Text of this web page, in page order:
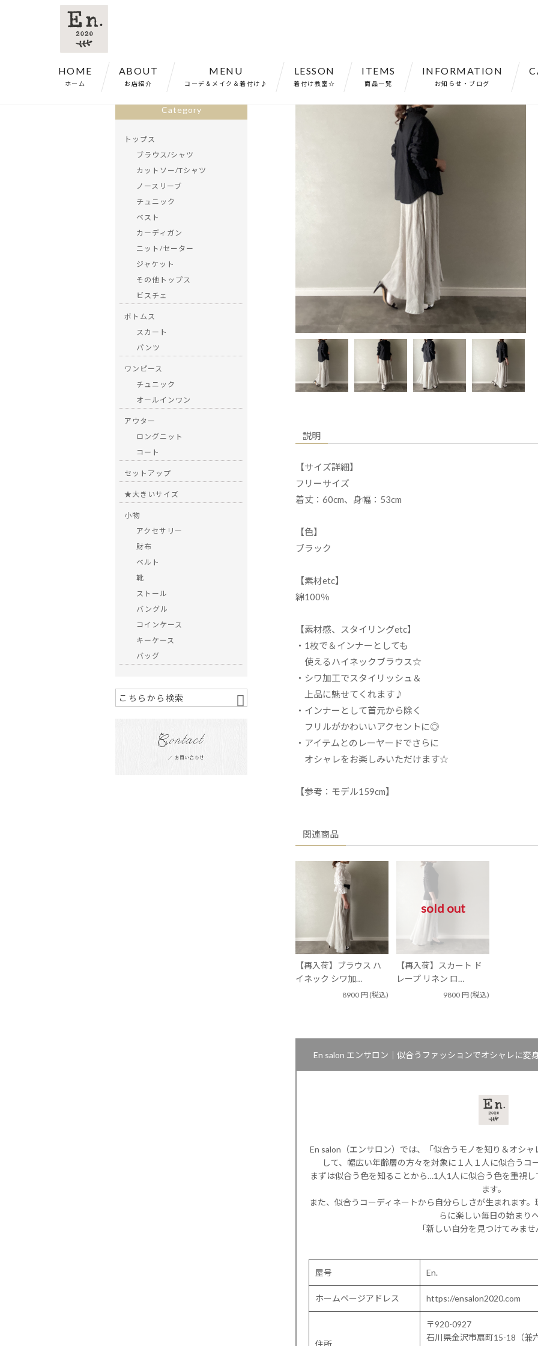
HOME
ホーム
ABOUT
お店紹介
MENU
コーデ＆メイク＆着付け♪
LESSON
着付け教室☆
ITEMS
商品一覧
INFORMATION
お知らせ・ブログ
ホーム> 商品一覧 > 【再入荷】ブラウス ハイネック シワ加工 ブラック フリーサイズ 長袖【031122】
説明
【サイズ詳細】
フリーサイズ
着丈：60cm、身幅：53cm
【色】
ブラック
【素材etc】
綿100％
【素材感、スタイリングetc】
・1枚で＆インナーとしても
使えるハイネックブラウス☆
・シワ加工でスタイリッシュ＆
上品に魅せてくれます♪
・インナーとして首元から除く
フリルがかわいいアクセントに◎
・アイテムとのレーヤードでさらに
オシャレをお楽しみいただけます☆
【参考：モデル159cm】
関連商品
【再入荷】ブラウス ハ
イネック シワ加…
8900 円 (税込)
sold out
【再入荷】スカート ド
レープ リネン ロ…
9800 円 (税込)
En salon エンサロン｜似合うファッションでオシャレに変
En salon（エンサロン）では、「似合うモノを知り＆オシ
して、幅広い年齢層の方々を対象に１人１人に似合うコ
まずは似合う色を知ることから…1人1人に似合う色を重視
ます。
また、似合うコーディネートから自分らしさが生まれます
らに楽しい毎日の始まり
「新しい自分を見つけてみませ
屋号 En.
ホームページアドレス https://ensalon2020.com
〒920-0927
石川県金沢市扇町15-18（兼
Category
トップス
ブラウス/シャツ
カットソー/Tシャツ
ノースリーブ
チュニック
ベスト
カーディガン
ニット/セーター
ジャケット
その他トップス
ビスチェ
ボトムス
スカート
パンツ
ワンピース
チュニック
オールインワン
アウター
ロングニット
コート
セットアップ
★大きいサイズ
小物
アクセサリー
財布
ベルト
靴
ストール
バングル
コインケース
キーケース
バッグ